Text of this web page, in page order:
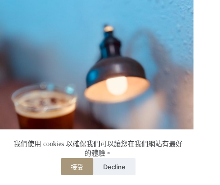
我們使用 cookies 以確保我們可以讓您在我們網站有最好
的體驗。
接受 Decline